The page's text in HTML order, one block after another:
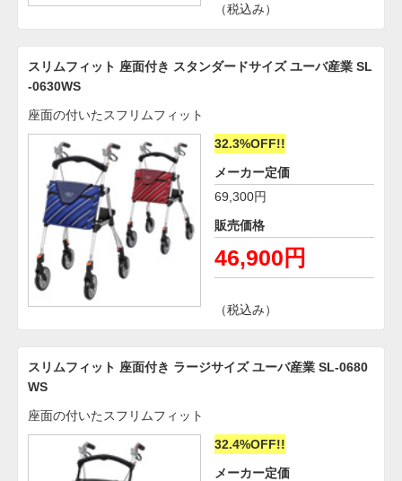
（税込み）
スリムフィット 座面付き スタンダードサイズ ユーバ産業 SL
-0630WS
座面の付いたスフリムフィット
32.3%OFF!!
メーカー定価
69,300円
販売価格
46,900円
（税込み）
スリムフィット 座面付き ラージサイズ ユーバ産業 SL-0680
WS
座面の付いたスフリムフィット
32.4%OFF!!
メーカー定価